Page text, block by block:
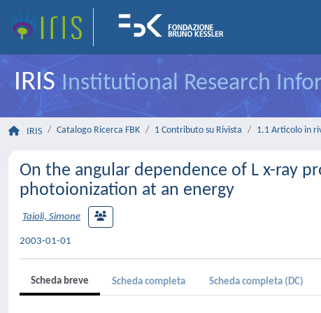
IRISInstitutional Research
IRIS Catalogo Ricerca FBK 1 Contributo su Rivista 1.1 Articolo in
On the angular dependence of L x-ray
photoionization at an energy
Taioli, Simone
2003-01-01
Scheda breve Scheda completa Scheda completa (DC)